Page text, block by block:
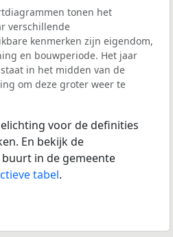
tonen het
verschillende
kenmerken zijn eigendom,
en bouwperiode. Het jaar
in het midden van de
om deze groter weer te
voor de definities
En bekijk de
in de gemeente
tabel.